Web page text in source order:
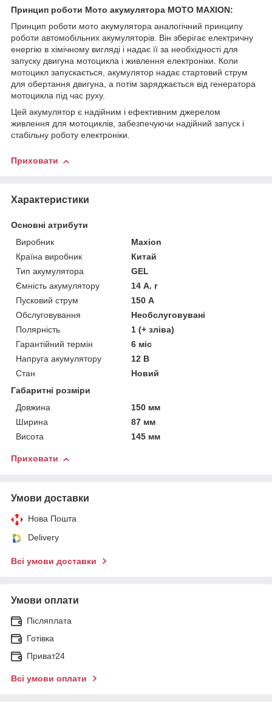
Принцип роботи Мото акумулятора MOTO MAXION:
Принцип роботи мото акумулятора аналогічний принципу
роботи автомобільних акумуляторів. Він зберігає електричну
енергію в хімічному вигляді і надає її за необхідності для
запуску двигуна мотоцикла і живлення електроніки. Коли
мотоцикл запускається, акумулятор надає стартовий струм
для обертання двигуна, а потім заряджається від генератора
мотоцикла під час руху.
Цей акумулятор є надійним і ефективним джерелом
живлення для мотоциклів, забезпечуючи надійний запуск і
стабільну роботу електроніки.
Приховати
Характеристики
Основні атрибути
Виробник
Maxion
Країна виробник
Китай
Тип акумулятора
GEL
Ємність акумулятору
14 А. г
Пусковий струм
150 А
Обслуговування
Необслуговувані
Полярність
1 (+ зліва)
Гарантійний термін
6 міс
Напруга акумулятору
12 В
Стан
Новий
Габаритні розміри
Довжина
150 мм
Ширина
87 мм
Висота
145 мм
Приховати
Умови доставки
Нова Пошта
Delivery
Всі умови доставки
Умови оплати
Післяплата
Готівка
Приват24
Всі умови оплати